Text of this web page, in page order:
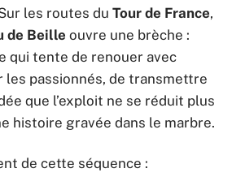
les routes du Tour de France,
de Beille ouvre une brèche :
qui tente de renouer avec
les passionnés, de transmettre
que l’exploit ne se réduit plus
histoire gravée dans le marbre.
de cette séquence :